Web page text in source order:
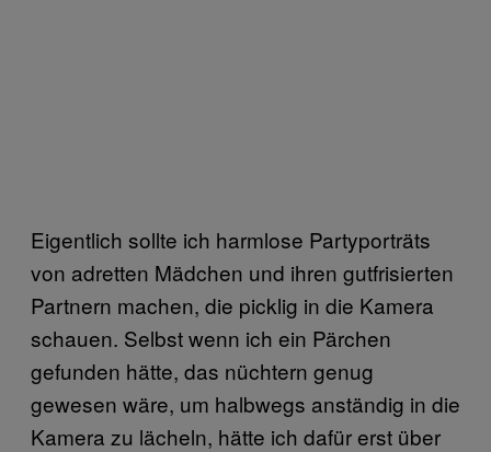
Eigentlich sollte ich harmlose Partyporträts
von adretten Mädchen und ihren gutfrisierten
Partnern machen, die picklig in die Kamera
schauen. Selbst wenn ich ein Pärchen
gefunden hätte, das nüchtern genug
gewesen wäre, um halbwegs anständig in die
Kamera zu lächeln, hätte ich dafür erst über